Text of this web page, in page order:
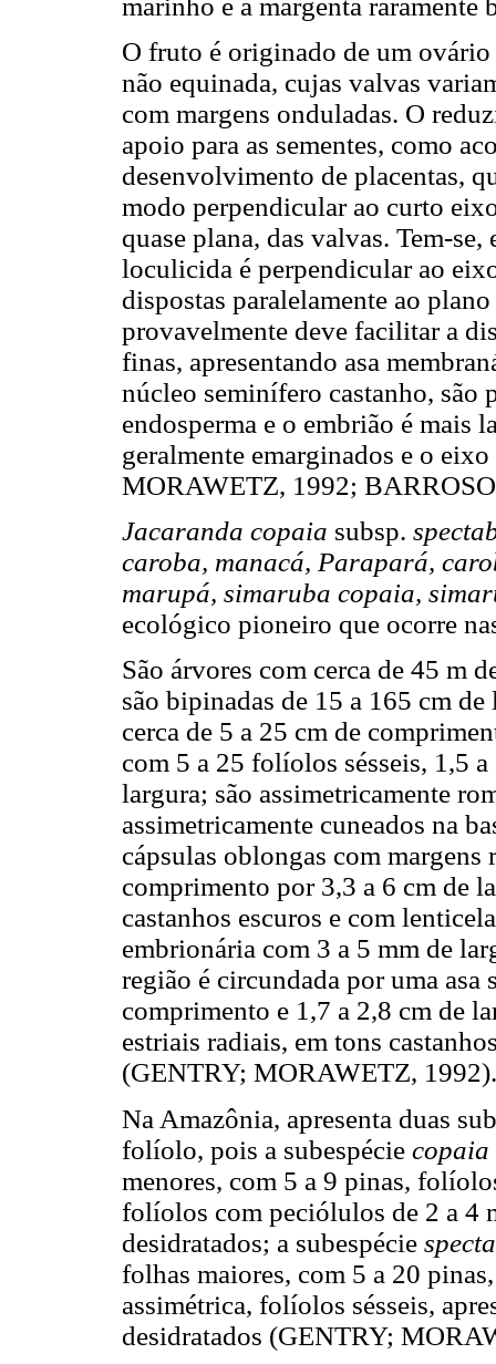
O fruto é originado de um ovário
não equinada, cujas valvas
com margens onduladas. O
apoio para as sementes, como
desenvolvimento de placentas,
modo perpendicular ao curto
quase plana, das valvas. Tem-
loculicida é perpendicular ao
dispostas paralelamente ao
provavelmente deve facilitar a
finas, apresentando asa
núcleo seminífero castanho, são
endosperma e o embrião é mais
geralmente emarginados e o
MORAWETZ, 1992;
Jacaranda copaia subsp.
caroba, manacá, Parapará,
marupá, simaruba copaia,
ecológico pioneiro que ocorre
São árvores com cerca de 45 m
são bipinadas de 15 a 165 cm
cerca de 5 a 25 cm de
com 5 a 25 folíolos sésseis, 1,5
largura; são assimetricamente
assimetricamente cuneados na
cápsulas oblongas com
comprimento por 3,3 a 6 cm de
castanhos escuros e com
embrionária com 3 a 5 mm de
região é circundada por uma
comprimento e 1,7 a 2,8 cm de
estriais radiais, em tons
(GENTRY; MORAWETZ, 1992).
Na Amazônia, apresenta duas
folíolo, pois a subespécie copaia
menores, com 5 a 9 pinas,
folíolos com peciólulos de 2 a 4
desidratados; a subespécie
folhas maiores, com 5 a 20
assimétrica, folíolos sésseis,
desidratados (GENTRY;